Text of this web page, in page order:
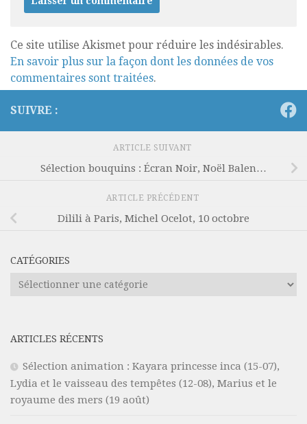
Ce site utilise Akismet pour réduire les indésirables.
En savoir plus sur la façon dont les données de vos
commentaires sont traitées.
SUIVRE :
ARTICLE SUIVANT
Sélection bouquins : Écran Noir, Noël Balen…
ARTICLE PRÉCÉDENT
Dilili à Paris, Michel Ocelot, 10 octobre
CATÉGORIES
Catégories
ARTICLES RÉCENTS
Sélection animation : Kayara princesse inca (15-07),
Lydia et le vaisseau des tempêtes (12-08), Marius et le
royaume des mers (19 août)